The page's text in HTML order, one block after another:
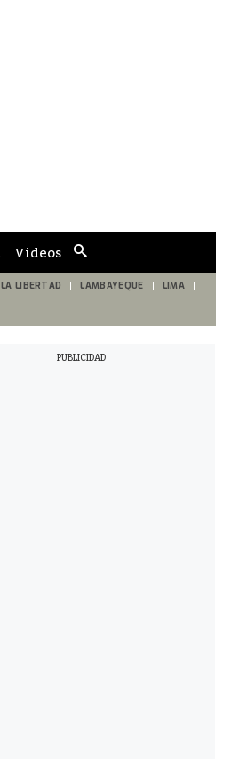
de
búsqueda
Videos
LA LIBERTAD LAMBAYEQUE LIMA